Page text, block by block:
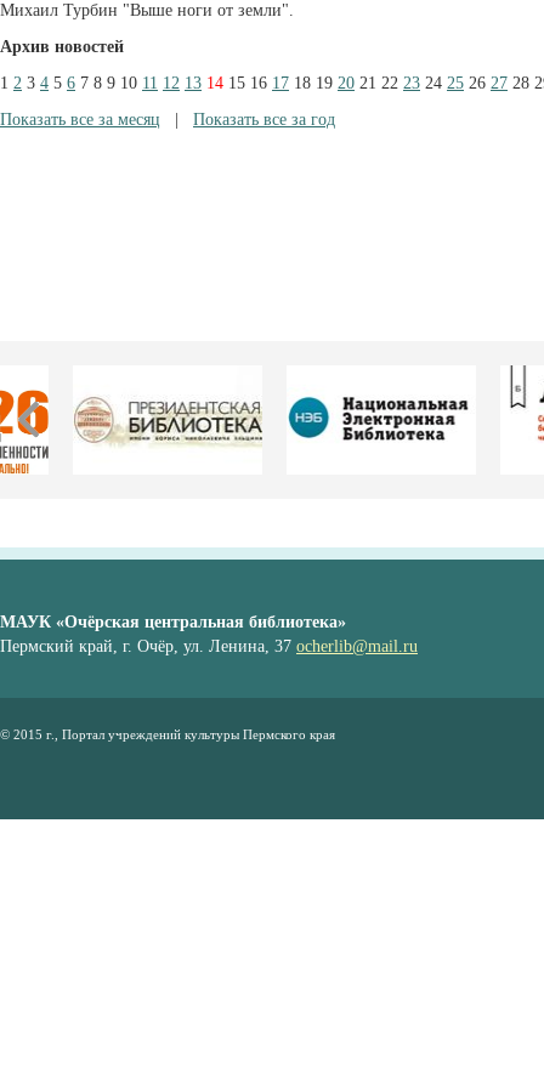
Михаил Турбин "Выше ноги от земли".
Архив новостей
1 2 3 4 5 6 7 8 9 10 11 12 13 14 15 16 17 18 19 20 21 22 23 24 25 26 27 28
Показать все за месяц
Показать все за год
МАУК «Очёрская центральная библиотека»
Пермский край, г. Очёр, ул. Ленина, 37 ocherlib@mail.ru
© 2015 г., Портал учреждений культуры Пермского края